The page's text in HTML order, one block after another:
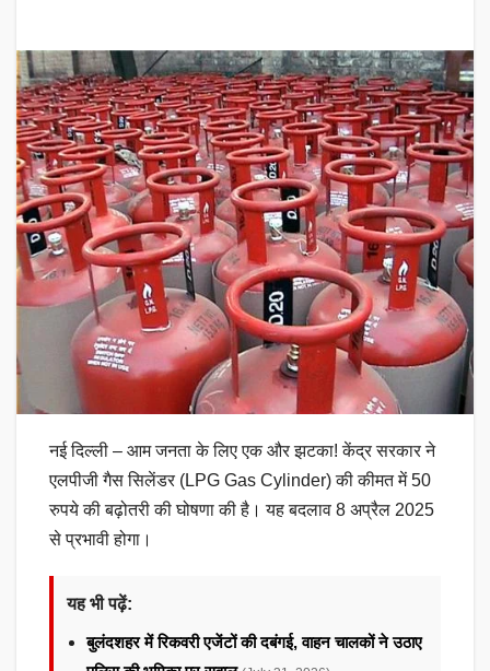
नई दिल्ली – आम जनता के लिए एक और झटका! केंद्र सरकार ने
एलपीजी गैस सिलेंडर (LPG Gas Cylinder) की कीमत में 50
रुपये की बढ़ोतरी की घोषणा की है। यह बदलाव 8 अप्रैल 2025
से प्रभावी होगा।
यह भी पढ़ें:
बुलंदशहर में रिकवरी एजेंटों की दबंगई, वाहन चालकों ने उठाए